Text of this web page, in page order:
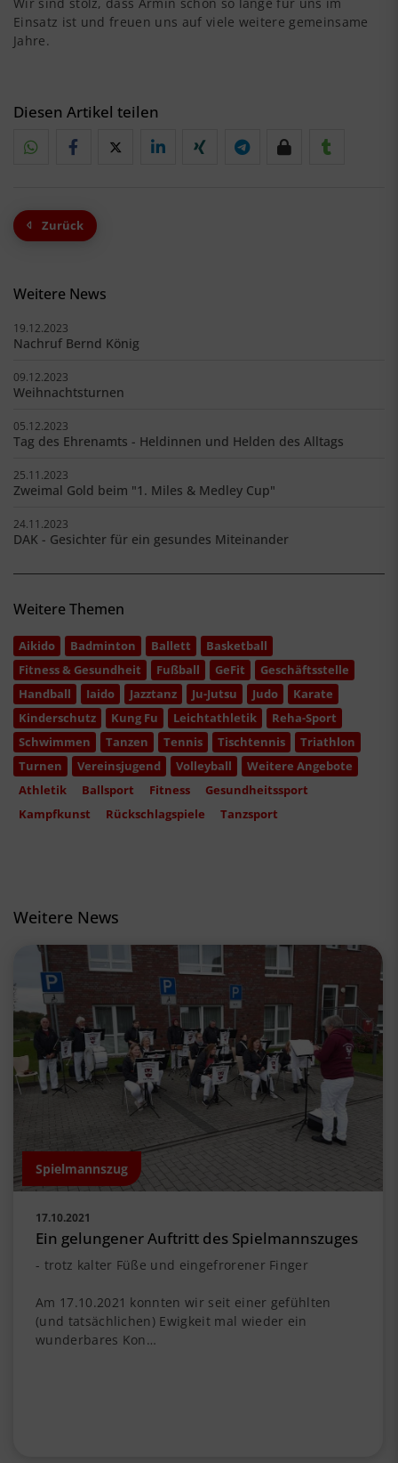
Einsatz ist und freuen uns auf viele weitere gemeinsame
Jahre.
Diesen Artikel teilen
Zurück
Weitere News
19.12.2023
Nachruf Bernd König
09.12.2023
Weihnachtsturnen
05.12.2023
Tag des Ehrenamts - Heldinnen und Helden des Alltags
25.11.2023
Zweimal Gold beim "1. Miles & Medley Cup"
24.11.2023
DAK - Gesichter für ein gesundes Miteinander
Weitere Themen
Aikido Badminton Ballett
Basketball
Fitness & Gesundheit
Fußball GeFit
Geschäftsstelle
Handball
Iaido Jazztanz Ju-Jutsu Judo
Karate
Kinderschutz
Kung Fu Leichtathletik
Reha-Sport
Schwimmen
Tanzen Tennis Tischtennis
Triathlon
Turnen
Vereinsjugend Volleyball
Weitere Angebote
Athletik
Ballsport Fitness
Gesundheitssport
Kampfkunst
Rückschlagspiele Tanzsport
Weitere News
Spielmannszug
17.10.2021
Ein gelungener Auftritt des Spielmannszuges
- trotz kalter Füße und eingefrorener Finger
Am 17.10.2021 konnten wir seit einer gefühlten
(und tatsächlichen) Ewigkeit mal wieder ein
wunderbares Kon…